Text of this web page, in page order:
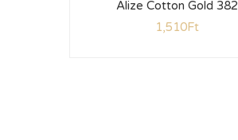
Alize Cotton Gold 382
1,510Ft